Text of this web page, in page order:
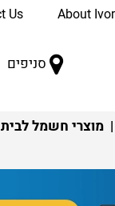
About
סניפים
| מוצרי חשמל לבית